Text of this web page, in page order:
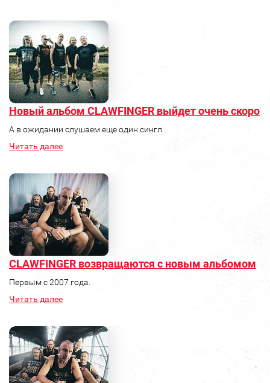
Новый альбом CLAWFINGER выйдет очень скоро
А в ожидании слушаем еще один сингл.
Читать далее
CLAWFINGER возвращаются с новым альбомом
Первым с 2007 года.
Читать далее